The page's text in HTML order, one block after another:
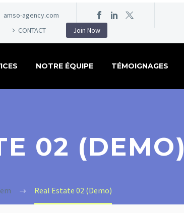
amso-agency.com
CONTACT Join Now
NOTRE ÉQUIPE TÉMOIGNAGES
02 (DEMO)
Real Estate 02 (Demo)